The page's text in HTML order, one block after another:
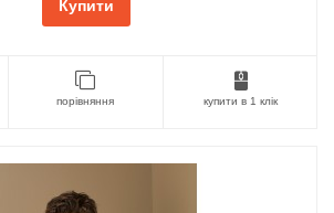
Купити
порівняння купити в 1 клік